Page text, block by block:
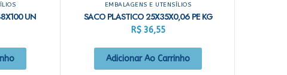
UN
EMBALAGENS E UTENSÍLIOS
SACO PLASTICO 25X35X0,06 PE KG
R$36,55
Adicionar Ao Carrinho